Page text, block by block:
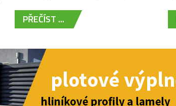
PŘEČÍST ...